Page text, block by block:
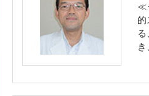
≪
的